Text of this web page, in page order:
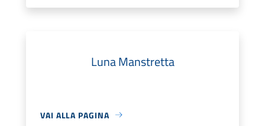
Luna Manstretta
VAI ALLA PAGINA